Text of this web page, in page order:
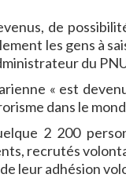
de
les gens à
du
« est
dans le
2 200
recrutés
leur adhésion